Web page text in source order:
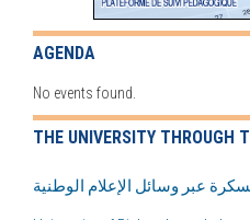
AGENDA
No events found.
THE UNIVERSITY THROUGH
عبر وسائل الإعلام الوطنية